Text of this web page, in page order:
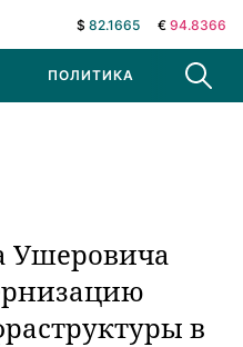
$ 82.1665 € 94.8366
ПОЛИТИКА В МИРЕ
Ушеровича
в